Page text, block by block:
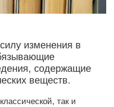
изменения в
содержащие
веществ.
так и